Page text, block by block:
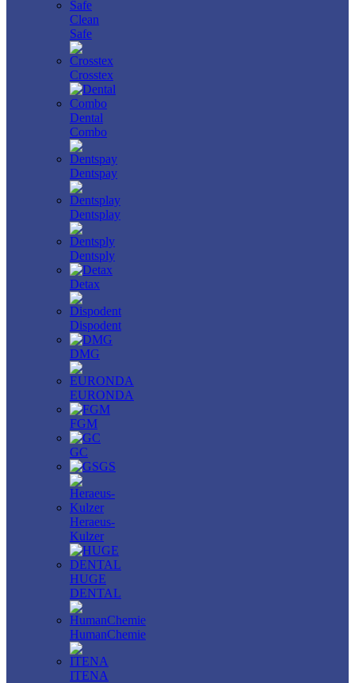
Clean
Safe
Crosstex
Dental
Combo
Dentspay
Dentsplay
Dentsply
Detax
Dispodent
DMG
EURONDA
FGM
GC
GS
Heraeus-
Kulzer
HUGE
DENTAL
HumanChemie
ITENA